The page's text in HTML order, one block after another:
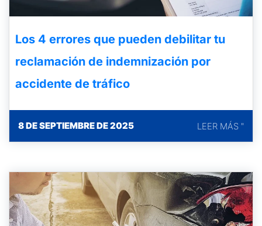
Los 4 errores que pueden debilitar tu
reclamación de indemnización por
accidente de tráfico
8 DE SEPTIEMBRE DE 2025 LEER MÁS "